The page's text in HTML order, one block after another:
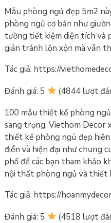
Mẫu phòng ngủ đẹp 5m2
phòng ngủ cơ bản như
tường tiết kiệm diện tích và
giản tránh lộn xộn mà vẫn
Tác giả: https://
Đánh giá: 5
(4844 lượt
100 mẫu thiết kế phòng
sang trọng. Viethom Decor
thiết kế phòng ngủ đẹp
điển và hiện đại như chung
phố để các bạn tham khảo
nội thất phòng ngủ và thiết
Tác giả: https://
Đánh giá: 5
(4518 lượt